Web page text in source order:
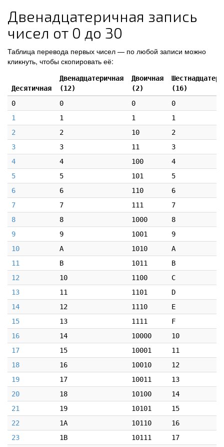
Двенадцатеричная запись
чисел от 0 до 30
Таблица перевода первых чисел — по любой записи можно
кликнуть, чтобы скопировать её:
Десятичная
Двенадцатеричная
(12)
Двоичная
(2)
(16)
0
0 0
0
1
1 1
1
2
2 10
2
3
3 11
3
4
4 100
4
5
5 101
5
6
6 110
6
7
7 111
7
8
8 1000
8
9
9 1001
9
10
A 1010
A
11
B 1011
B
12
10 1100
C
13
11 1101
D
14
12 1110
E
15
13 1111
F
16
14 10000
10
17
15 10001
11
18
16 10010
12
19
17 10011
13
20
18 10100
14
21
19 10101
15
22
1A 10110
16
23
1B 10111
17